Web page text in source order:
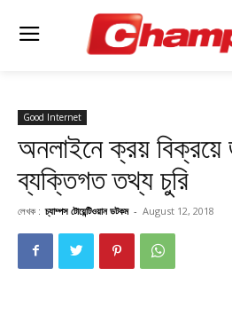
Good Internet
অনলাইনে ক্রয় বিক্রয়ে
ব্যক্তিগত তথ্য চুরি
লেখক : চ্যাম্পস টোয়েন্টিওয়ান ডটকম - August 12, 2018